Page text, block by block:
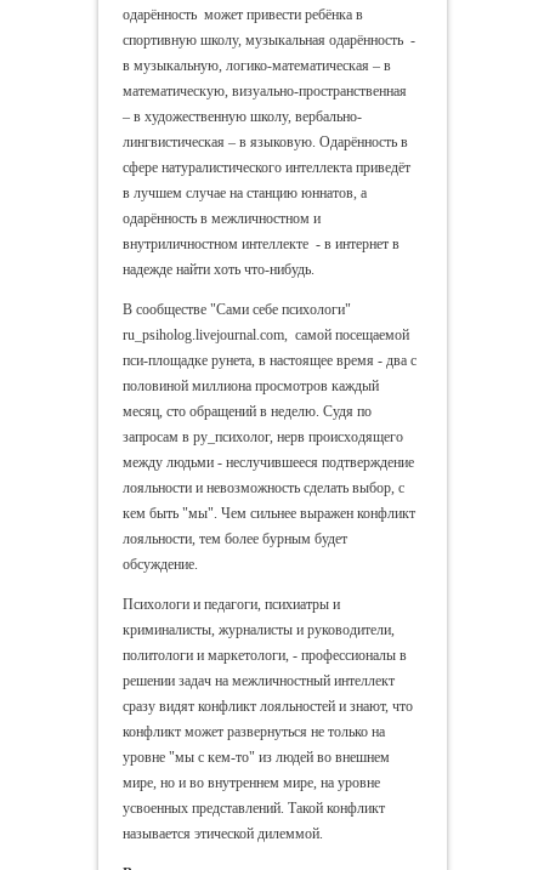
одарённость может привести ребёнка в
спортивную школу, музыкальная одарённость -
в музыкальную, логико-математическая – в
математическую, визуально-пространственная
– в художественную школу, вербально-
лингвистическая – в языковую. Одарённость в
сфере натуралистического интеллекта приведёт
в лучшем случае на станцию юннатов, а
одарённость в межличностном и
внутриличностном интеллекте - в интернет в
надежде найти хоть что-нибудь.
В сообществе "Сами себе психологи"
ru_psiholog.livejournal.com, самой посещаемой
пси-площадке рунета, в настоящее время - два с
половиной миллиона просмотров каждый
месяц, сто обращений в неделю. Судя по
запросам в ру_психолог, нерв происходящего
между людьми - неслучившееся подтверждение
лояльности и невозможность сделать выбор, с
кем быть "мы". Чем сильнее выражен конфликт
лояльности, тем более бурным будет
обсуждение.
Психологи и педагоги, психиатры и
криминалисты, журналисты и руководители,
политологи и маркетологи, - профессионалы в
решении задач на межличностный интеллект
сразу видят конфликт лояльностей и знают, что
конфликт может развернуться не только на
уровне "мы с кем-то" из людей во внешнем
мире, но и во внутреннем мире, на уровне
усвоенных представлений. Такой конфликт
называется этической дилеммой.